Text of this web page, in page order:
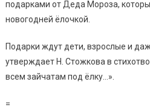
подарками от Деда Мороза,
новогодней ёлочкой.
Подарки ждут дети, взрослые и
утверждает Н. Стожкова в
всем зайчатам под ёлку…».
=